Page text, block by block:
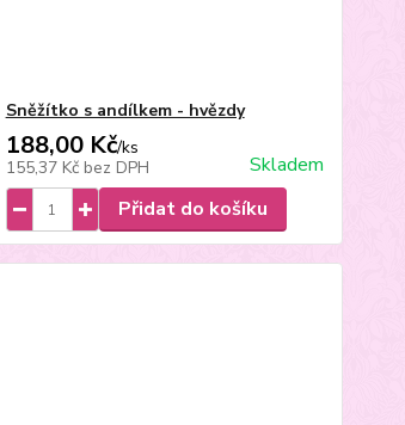
Sněžítko s andílkem - hvězdy
188,00 Kč/ks
155,37 Kč bez DPH
Skladem
Přidat do košíku